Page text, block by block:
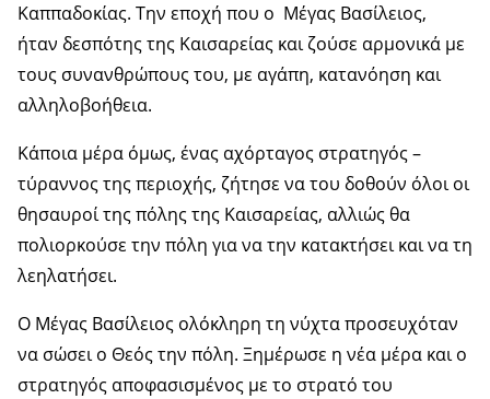
Καππαδοκίας. Την εποχή που ο Μέγας Βασίλειος,
ήταν δεσπότης της Καισαρείας και ζούσε αρμονικά με
τους συνανθρώπους του, με αγάπη, κατανόηση και
αλληλοβοήθεια.
Κάποια μέρα όμως, ένας αχόρταγος στρατηγός –
τύραννος της περιοχής, ζήτησε να του δοθούν όλοι οι
θησαυροί της πόλης της Καισαρείας, αλλιώς θα
πολιορκούσε την πόλη για να την κατακτήσει και να τη
λεηλατήσει.
Ο Μέγας Βασίλειος ολόκληρη τη νύχτα προσευχόταν
να σώσει ο Θεός την πόλη. Ξημέρωσε η νέα μέρα και ο
στρατηγός αποφασισμένος με το στρατό του